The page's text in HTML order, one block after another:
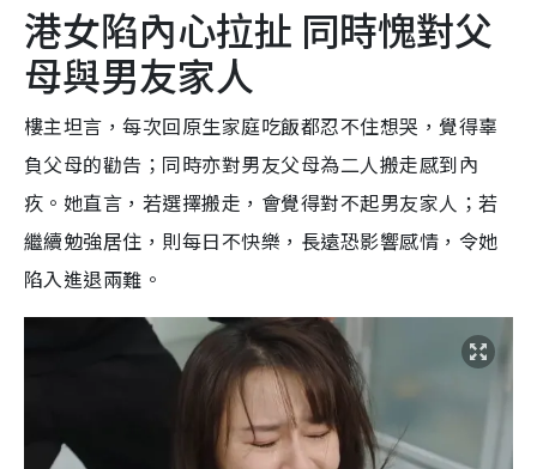
港女陷內心拉扯 同時愧對父
母與男友家人
樓主坦言，每次回原生家庭吃飯都忍不住想哭，覺得辜
負父母的勸告；同時亦對男友父母為二人搬走感到內
疚。她直言，若選擇搬走，會覺得對不起男友家人；若
繼續勉強居住，則每日不快樂，長遠恐影響感情，令她
陷入進退兩難。